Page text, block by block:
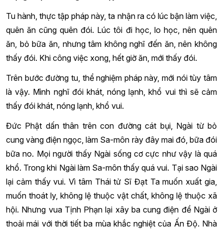
Tu hành, thực tập pháp này, ta nhận ra có lúc bận làm việc,
quên ăn cũng quên đói. Lúc tôi đi học, lo học, nên quên
ăn, bỏ bữa ăn, nhưng tâm không nghĩ đến ăn, nên không
thấy đói. Khi công việc xong, hết giờ ăn, mới thấy đói.
Trên bước đường tu, thể nghiệm pháp này, mới nói tùy tâm
là vậy. Mình nghĩ đói khát, nóng lạnh, khổ vui thì sẽ cảm
thấy đói khát, nóng lạnh, khổ vui.
Đức Phật dấn thân trên con đường cát bụi, Ngài từ bỏ
cung vàng điện ngọc, làm Sa-môn rày đây mai đó, bữa đói
bữa no. Mọi người thấy Ngài sống cơ cực như vậy là quá
khổ. Trong khi Ngài làm Sa-môn thấy quá vui. Tại sao Ngài
lại cảm thấy vui. Vì tâm Thái tử Sĩ Đạt Ta muốn xuất gia,
muốn thoát ly, không lệ thuộc vật chất, không lệ thuộc xã
hội. Nhưng vua Tịnh Phạn lại xây ba cung điện để Ngài ở
thoải mái với thời tiết ba mùa khắc nghiệt của Ấn Độ. Nhà